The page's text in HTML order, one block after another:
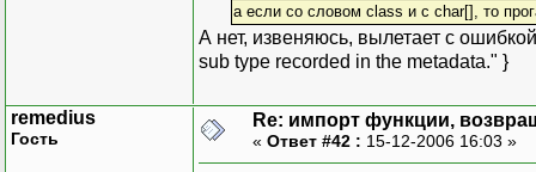
а если со словом class и с char[], то
А нет, извеняюсь, вылетает с
sub type recorded in the metadata." }
remedius
Гость
Re: импорт функции,
« Ответ #42 : 15-12-2006 16:03 »